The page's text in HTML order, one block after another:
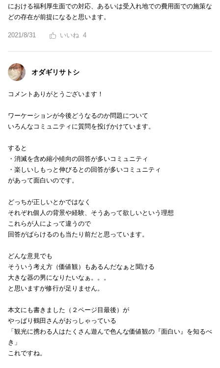
における福利厚生面での対応、あるいは受入れ地での費用面での施策な
どの存在が前提になると思います。
2021/8/31 4
オダギリサトシ
コメントありがとうございます！
ワーケーションが今後どうなるのか問題について
いろんなコミュニティに質問を投げかけています。
すると
・消滅を含め縮小傾向の回答が多いコミュニティ
・楽しいしもっと伸びるとの回答が多いコミュニティ
があって面白いのです。
どっちが正しいとかではなく
それぞれ個人の背景や経験、そうあって欲しいという理想
これらが人によって違うので
回答がばらけるのも当たり前だと思っています。
どんな意見でも
そういう考え方（価値観）もあるんだなぁと聞ける
大きな器の男になりたいなぁ。。。
と思いますが修行が足りません。
本文にも書きました（２ページ目最後）が
やっぱり鶴田さんがおっしゃっている
「観光に携わる人はたくさん遊んで色んな価値観の『面白い』を知るべ
き」
これですね。